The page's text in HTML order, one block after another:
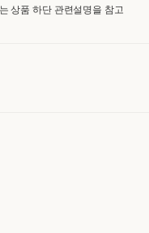
상품 하단 관련설명을 참고